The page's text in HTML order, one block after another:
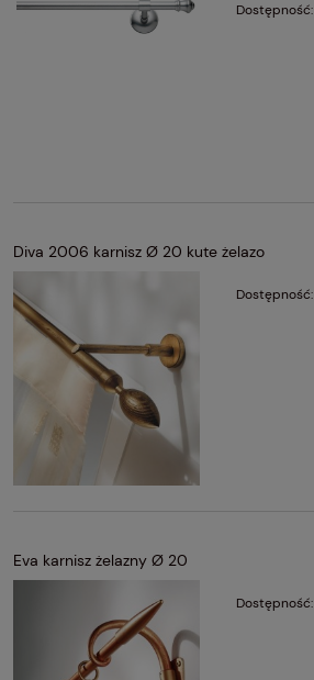
Dostępność:
Diva 2006 karnisz Ø 20 kute żelazo
Dostępność:
Eva karnisz żelazny Ø 20
Dostępność: